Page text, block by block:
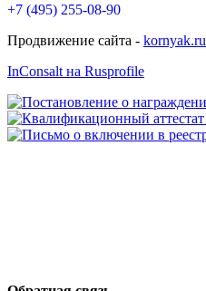
+7 (495) 255-08-90
Продвижение сайта - kornyak.ru
InConsalt на Rusprofile